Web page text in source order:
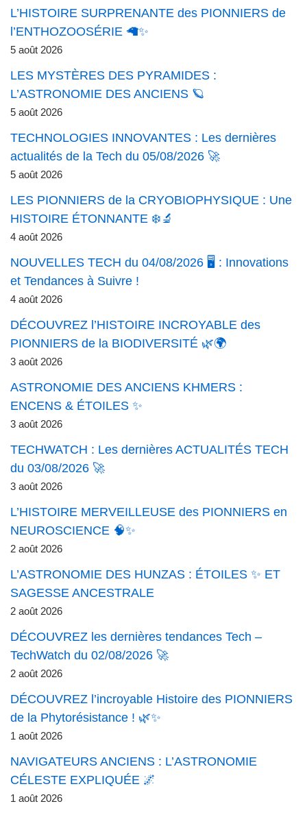
L’HISTOIRE SURPRENANTE des PIONNIERS de
l’ENTHOZOOSÉRIE 🦙✨
5 août 2026
LES MYSTÈRES DES PYRAMIDES :
L’ASTRONOMIE DES ANCIENS 🪐
5 août 2026
TECHNOLOGIES INNOVANTES : Les dernières
actualités de la Tech du 05/08/2026 🚀
5 août 2026
LES PIONNIERS de la CRYOBIOPHYSIQUE : Une
HISTOIRE ÉTONNANTE ❄️🔬
4 août 2026
NOUVELLES TECH du 04/08/2026 🖥️ : Innovations
et Tendances à Suivre !
4 août 2026
DÉCOUVREZ l’HISTOIRE INCROYABLE des
PIONNIERS de la BIODIVERSITÉ 🌿🌍
3 août 2026
ASTRONOMIE DES ANCIENS KHMERS :
ENCENS & ÉTOILES ✨
3 août 2026
TECHWATCH : Les dernières ACTUALITÉS TECH
du 03/08/2026 🚀
3 août 2026
L’HISTOIRE MERVEILLEUSE des PIONNIERS en
NEUROSCIENCE 🧠✨
2 août 2026
L’ASTRONOMIE DES HUNZAS : ÉTOILES ✨ ET
SAGESSE ANCESTRALE
2 août 2026
DÉCOUVREZ les dernières tendances Tech –
TechWatch du 02/08/2026 🚀
2 août 2026
DÉCOUVREZ l’incroyable Histoire des PIONNIERS
de la Phytorésistance ! 🌿✨
1 août 2026
NAVIGATEURS ANCIENS : L’ASTRONOMIE
CÉLESTE EXPLIQUÉE 🌌
1 août 2026